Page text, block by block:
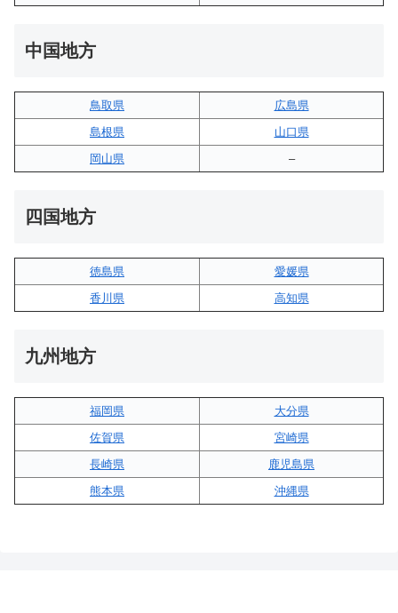
中国地方
鳥取県
広島県
島根県
山口県
岡山県
–
四国地方
徳島県
愛媛県
香川県
高知県
九州地方
福岡県
大分県
佐賀県
宮崎県
長崎県
鹿児島県
熊本県
沖縄県